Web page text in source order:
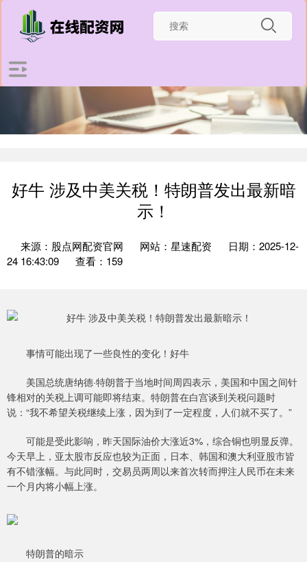
好牛 涉及中美关税！特朗普发出最新暗
示！
来源：股点网配资官网 网站：星速配资
日期：2025-12-
24 16:43:09
查看：159
事情可能出现了一些良性的变化！好牛
美国总统唐纳德·特朗普于当地时间周四表示，美国和中国之间针
锋相对的关税上调可能即将结束。特朗普在白宫谈到关税问题时
说：“我不希望关税继续上涨，因为到了一定程度，人们就不买了。”
可能是受此影响，昨天国际油价大涨近3%，综合铜也明显反弹。
今天早上，亚太股市反应也较为正面，日本、韩国和澳大利亚股市皆
有不错涨幅。与此同时，交易员两周以来首次转而押注人民币在未来
一个月内将小幅上涨。
特朗普的暗示